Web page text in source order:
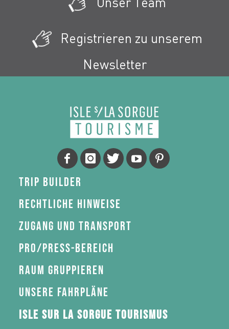
Registrieren zu unserem
Newsletter
Trip Builder
Rechtliche Hinweise
Zugang und Transport
Pro/Press-Bereich
Raum gruppieren
Unsere Fahrpläne
Isle sur la Sorgue Tourismus